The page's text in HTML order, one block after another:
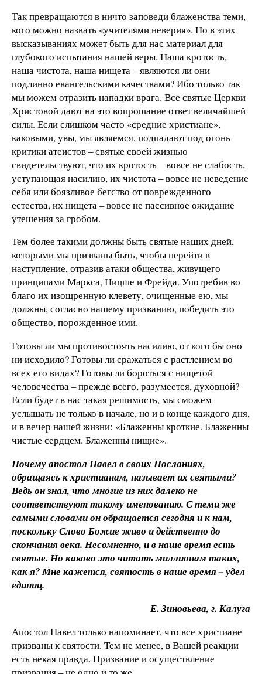
Так превращаются в ничто заповеди блаженства теми,
кого можно назвать «учителями неверия». Но в этих
высказываниях может быть для нас материал для
глубокого испытания нашей веры. Наша кротость,
наша чистота, наша нищета – являются ли они
подлинно евангельскими качествами? Ибо только так
мы можем отразить нападки врага. Все святые Церкви
Христовой дают на это вопрошание ответ величайшей
силы. Если слишком часто «средние христиане»,
каковыми, увы, мы являемся, подпадают под огонь
критики атеистов – святые своей жизнью
свидетельствуют, что их кротость – вовсе не слабость,
уступающая насилию, их чистота – вовсе не неведение
себя или боязливое бегство от поврежденного
естества, их нищета – вовсе не пассивное ожидание
утешения за гробом.
Тем более такими должны быть святые наших дней,
которыми мы призваны быть, чтобы перейти в
наступление, отразив атаки общества, живущего
принципами Маркса, Ницше и Фрейда. Употребив во
благо их изощренную клевету, очищенные ею, мы
должны, согласно нашему призванию, победить это
общество, порожденное ими.
Готовы ли мы противостоять насилию, от кого бы оно
ни исходило? Готовы ли сражаться с растлением во
всех его видах? Готовы ли бороться с нищетой
человечества – прежде всего, разумеется, духовной?
Если будет в нас такая решимость, мы сможем
услышать не только в начале, но и в конце каждого дня,
и в вечер нашей жизни: «Блаженны кроткие. Блаженны
чистые сердцем. Блаженны нищие».
Почему апостол Павел в своих Посланиях,
обращаясь к христианам, называет их святыми?
Ведь он знал, что многие из них далеко не
соответствуют такому именованию. С теми же
самыми словами он обращается сегодня и к нам,
поскольку Слово Божие живо и действенно до
скончания века. Несомненно, и в наше время есть
святые. Но каково это читать миллионам таких,
как я? Мне кажется, святость в наше время – удел
единиц.
Е. Зиновьева, г. Калуга
Апостол Павел только напоминает, что все христиане
призваны к святости. Тем не менее, в Вашей реакции
есть некая правда. Призвание и осуществление